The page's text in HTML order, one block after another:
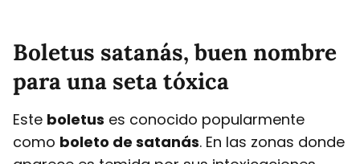
Boletus satanás, buen nombre
para una seta tóxica
Este boletus es conocido popularmente
como boleto de satanás. En las zonas donde